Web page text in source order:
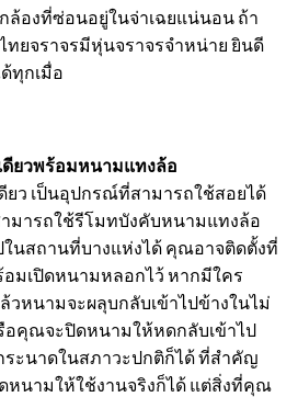
ล้องที่ซ่อนอยู่ในจ่าเฉยแน่นอน ถ้า
ยจราจรมีหุ่นจราจรจำหน่าย ยินดี
ทุกเมื่อ
ยวพร้อมหนามแทงล้อ
ว เป็นอุปกรณ์ที่สามารถใช้สอยได้
มารถใช้รีโมทบังคับหนามแทงล้อ
ในสถานที่บางแห่งได้ คุณอาจติดตั้งที่
อมเปิดหนามหลอกไว้ หากมีใคร
วหนามจะผลุบกลับเข้าไปข้างในไม่
อคุณจะปิดหนามให้หดกลับเข้าไป
ะนาดในสภาวะปกติก็ได้ ที่สำคัญ
หนามให้ใช้งานจริงก็ได้ แต่สิ่งที่คุณ